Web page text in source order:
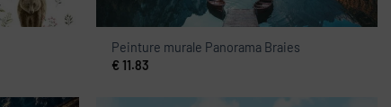
Peinture murale Panorama Braies
€ 11.83